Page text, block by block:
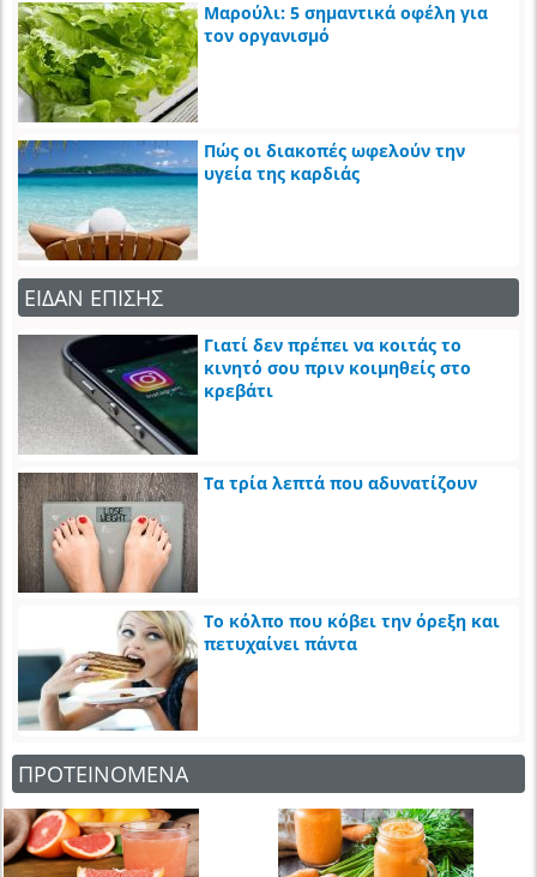
Μαρούλι: 5 σημαντικά οφέλη για
τον οργανισμό
Πώς οι διακοπές ωφελούν την
υγεία της καρδιάς
ΕΙΔΑΝ ΕΠΙΣΗΣ
Γιατί δεν πρέπει να κοιτάς το
κινητό σου πριν κοιμηθείς στο
κρεβάτι
Τα τρία λεπτά που αδυνατίζουν
Το κόλπο που κόβει την όρεξη και
πετυχαίνει πάντα
ΠΡΟΤΕΙΝΟΜΕΝΑ